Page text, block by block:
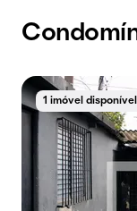
1 imóvel disponível